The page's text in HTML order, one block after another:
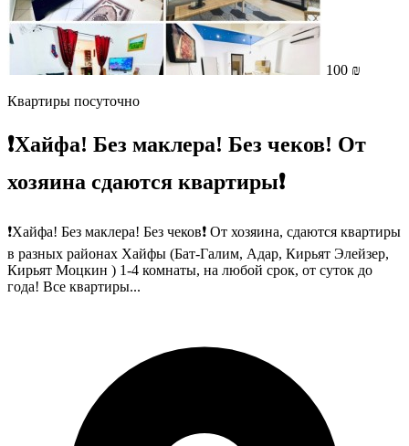
100 ₪
Квартиры посуточно
❗️Хайфа! Без маклера! Без чеков! От
хозяина сдаются квартиры❗️
❗️Хайфа! Без маклера! Без чеков❗️ От хозяина, сдаются квартиры
в разных районах Хайфы (Бат-Галим, Адар, Кирьят Элейзер,
Кирьят Моцкин ) 1-4 комнаты, на любой срок, от суток до
года! Все квартиры...